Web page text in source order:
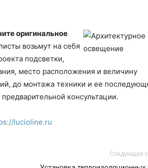
оригинальное
возьмут на себя
подсветки,
место расположения и величину
до монтажа техники и ее
консультации.
lucioline.ru
Следующая